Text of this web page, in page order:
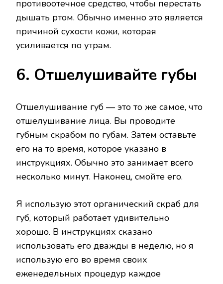
противоотечное средство, чтобы перестать
дышать ртом. Обычно именно это является
причиной сухости кожи, которая
усиливается по утрам.
6. Отшелушивайте губы
Отшелушивание губ — это то же самое, что
отшелушивание лица. Вы проводите
губным скрабом по губам. Затем оставьте
его на то время, которое указано в
инструкциях. Обычно это занимает всего
несколько минут. Наконец, смойте его.
Я использую этот органический скраб для
губ, который работает удивительно
хорошо. В инструкциях сказано
использовать его дважды в неделю, но я
использую его во время своих
еженедельных процедур каждое